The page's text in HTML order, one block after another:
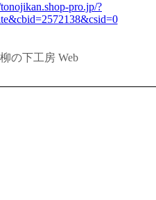
pro.jp/?
柳の下工房 Web